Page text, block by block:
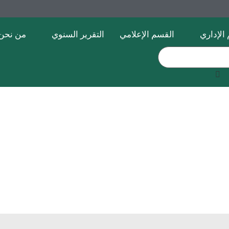
الإداري القسم الإعلامي التقرير السنوي من